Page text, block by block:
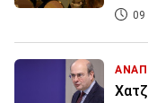
09